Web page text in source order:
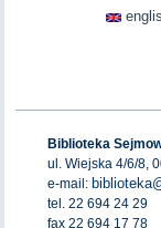
Biblioteka
ul. Wiejska 4/6/8,
e-mail:
tel. 22 694 24 29
fax 22 694 17 78